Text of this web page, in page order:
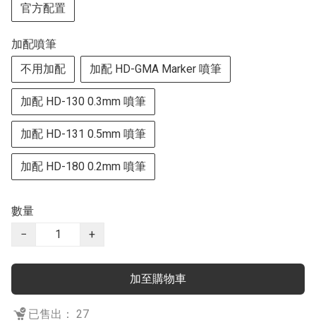
官方配置
加配噴筆
不用加配
加配 HD-GMA Marker 噴筆
加配 HD-130 0.3mm 噴筆
加配 HD-131 0.5mm 噴筆
加配 HD-180 0.2mm 噴筆
數量
−
+
加至購物車
已售出： 27